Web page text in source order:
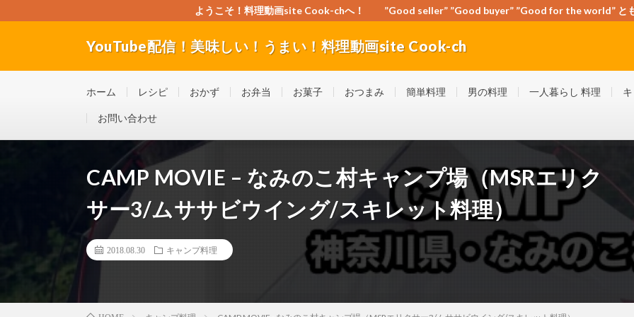
ようこそ！料理動画site Cook-chへ！ ”Good seller” ”Good buyer” ”Good for the world” と
YouTube配信！美味しい！うまい！料理動画site Cook-ch
ホーム レシピ おかず お弁当 お菓子 おつまみ 簡単料理 男の料理 一人暮らし 料理
お問い合わせ
CAMP MOVIE – なみのこ村キャンプ場（MSRエリク
サー3/ムササビウイング/スキレット料理）
2018.08.30 キャンプ料理